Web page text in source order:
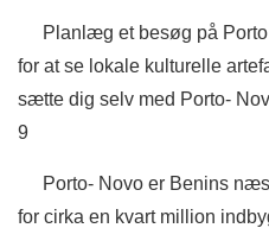
Planlæg et besøg på
for at se lokale kulturelle
sætte dig selv med Porto-
9
Porto- Novo er Benins
for cirka en kvart million